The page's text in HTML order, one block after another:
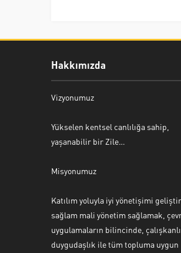
Hakkımızda
Vizyonumuz
Yükselen kentsel canlılığa sahip,
yaşanabilir bir Zile…
Misyonumuz
Katılım yoluyla iyi yönetişimi
sağlam mali yönetim sağlamak,
uygulamaların bilincinde,
duygudaşlık ile tüm topluma uygun